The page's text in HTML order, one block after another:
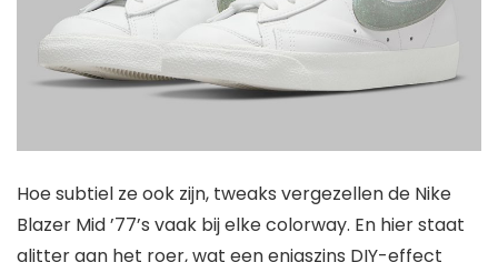
Hoe subtiel ze ook zijn, tweaks vergezellen de Nike
Blazer Mid ’77’s vaak bij elke colorway. En hier staat
glitter aan het roer, wat een enigszins DIY-effect